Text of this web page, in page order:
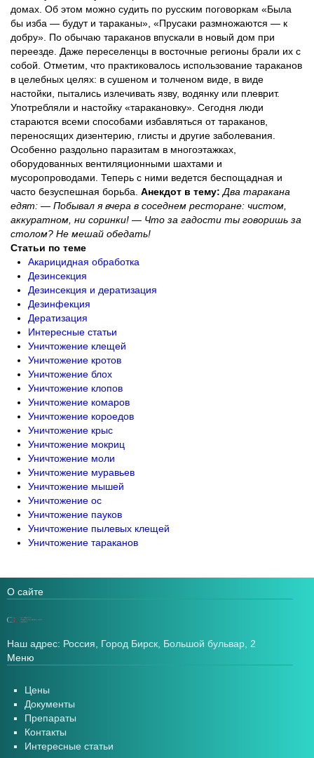
домах. Об этом можно судить по русским поговоркам «Была
бы изба — будут и тараканы», «Прусаки размножаются — к
добру». По обычаю тараканов впускали в новый дом при
переезде. Даже переселенцы в восточные регионы брали их с
собой. Отметим, что практиковалось использование тараканов
в целебных целях: в сушеном и толченом виде, в виде
настойки, пытались излечивать язву, водянку или плеврит.
Употребляли и настойку «таракановку». Сегодня люди
стараются всеми способами избавляться от тараканов,
переносящих дизентерию, глисты и другие заболевания.
Особенно раздольно паразитам в многоэтажках,
оборудованных вентиляционными шахтами и
мусоропроводами. Теперь с ними ведется беспощадная и
часто безуспешная борьба. Анекдот в тему: Два таракана
едят: — Побывал я вчера в соседнем ресторане: чистом,
аккуратном, ни соринки! — Что за гадости ты говоришь за
столом? Не мешай обедать!
Статьи по теме
Акарицидная обработка
Дезинсекция
Дезинсекция и дератизация
Дезинфекция
Дератизация
Интересные статьи
Уничтожение клещей
Уничтожение кротов
Уничтожение блох
Уничтожение клопов
Уничтожение комаров
Уничтожение короедов
Уничтожение крыс
Уничтожение мокриц
Уничтожение моли
Уничтожение муравьев
Уничтожение мышей
Уничтожение ос
Уничтожение пауков
Уничтожение пылевых клещей
Уничтожение тараканов
О сайте
Наш адрес: Россия, Город Бирск, Большой бульвар, 2
Меню
Цены
Документы
Препараты
Контакты
Интересные статьи